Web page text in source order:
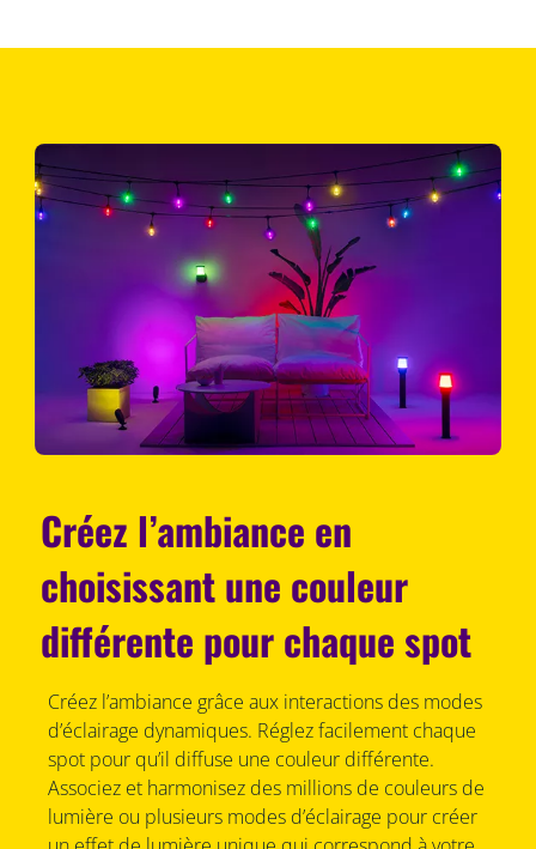
Créez l’ambiance en
choisissant une couleur
différente pour chaque spot
Créez l’ambiance grâce aux interactions des modes
d’éclairage dynamiques. Réglez facilement chaque
spot pour qu’il diffuse une couleur différente.
Associez et harmonisez des millions de couleurs de
lumière ou plusieurs modes d’éclairage pour créer